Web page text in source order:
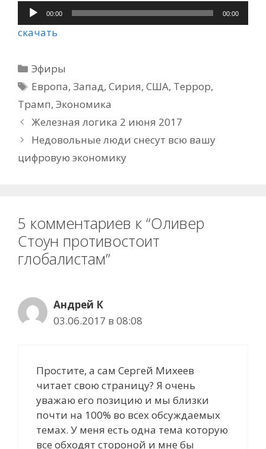
Аудиоплеер
00:00 00:00
скачать
Рубрики
Эфиры
Метки
Европа,Запад,Сирия,США, Террор,
Трамп, Экономика
Железная логика 2 июня 2017
Недовольные люди снесут всю вашу
цифровую экономику
5 комментариев к “Оливер
Стоун противостоит
глобалистам”
Андрей К
03.06.2017 в 08:08
Простите, а сам Сергей Михеев
читает свою страницу? Я очень
уважаю его позицию и мы близки
почти на 100% во всех обсуждаемых
темах. У меня есть одна тема которую
все обходят стороной и мне бы